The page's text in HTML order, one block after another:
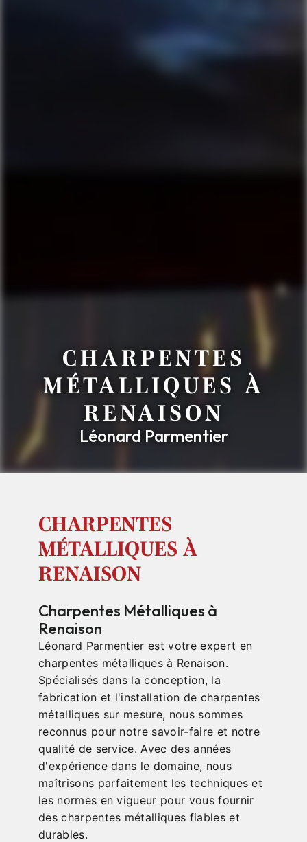
CHARPENTES
MÉTALLIQUES À
RENAISON
Léonard Parmentier
CHARPENTES
MÉTALLIQUES À
RENAISON
Charpentes Métalliques à
Renaison
Léonard Parmentier est votre expert en
charpentes métalliques à Renaison.
Spécialisés dans la conception, la
fabrication et l'installation de charpentes
métalliques sur mesure, nous sommes
reconnus pour notre savoir-faire et notre
qualité de service. Avec des années
d'expérience dans le domaine, nous
maîtrisons parfaitement les techniques et
les normes en vigueur pour vous fournir
des charpentes métalliques fiables et
durables.